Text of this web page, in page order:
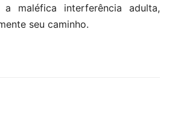
maléfica interferência adulta,
seu caminho.